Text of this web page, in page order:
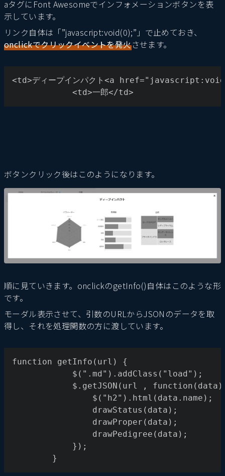
aタグにFont Awesomeでインフォメーションボタンを表
示しています。
リンク自体は「”javascript:void(0);”」で止めておき、
onclickでクリックイベントを発火させます。
<td>ディープインパクト<a
			<td>一郎</td>
ボタンクリック後はこのようになります。
順に見ていきます。onclickのgetInfo()自体はこのような形
です。
モーダル表示させて、引数のURLからJSONのデータを取
得し、それを処理関数の方に渡しています。
function getInfo(url) {
			$(".md").addClass("load");
$.getJSON(url ,
				$("h2").html(data.name);
				drawStatus(data);
				drawProper(data);
				drawPedigree(data);
			});
		}